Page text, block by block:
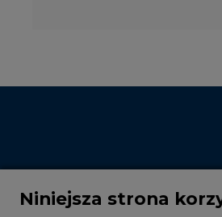
Niniejsza strona